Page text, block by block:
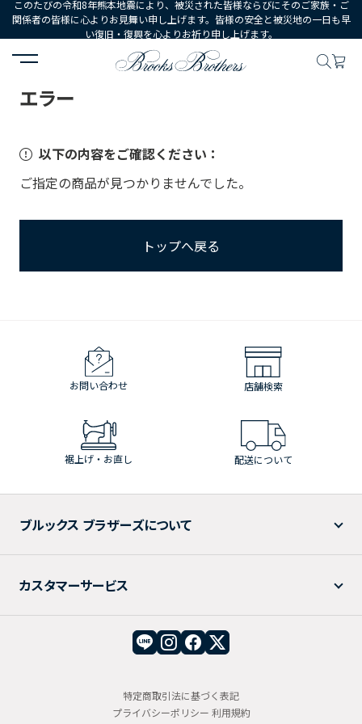
このたびの令和8年熊本地震により、被災された皆様ならびにそのご家族・ご
関係者の皆様に心よりお見舞い申し上げます。皆様の安全と被災地の一日も早
い復旧・復興を心よりお祈り申し上げます。
HOME
エラー
以下の内容をご確認ください：
ご指定の商品が見つかりませんでした。
トップへ戻る
お問い合わせ 店舗検索
裾上げ・お直し 配送について
ブルックス ブラザーズについて
カスタマーサービス
特定商取引法に基づく表記
プライバシーポリシー 利用規約